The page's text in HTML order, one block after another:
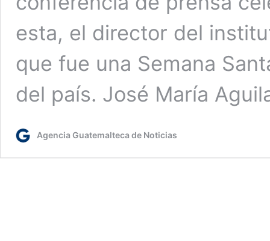
esta, el director del
que fue una Semana
del país. José María
Agencia Guatemalteca de Noticias